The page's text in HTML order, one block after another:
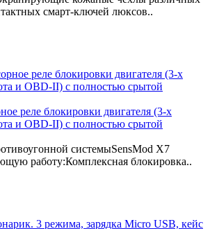
смарт-ключей люксов..
реле блокировки двигателя (3-х
и OBD-II) с полностью срытой
системыSensMod X7
работу:Комплексная блокировка..